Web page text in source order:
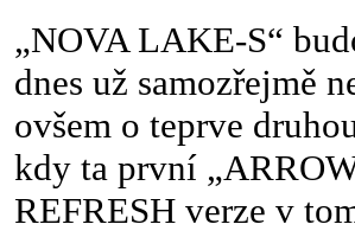
„NOVA LAKE-S“
dnes už samozřejmě
ovšem o teprve
kdy ta první
REFRESH verze v